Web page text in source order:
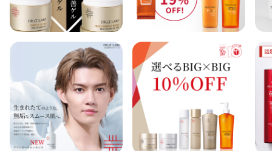
アウトレット商品
定期便